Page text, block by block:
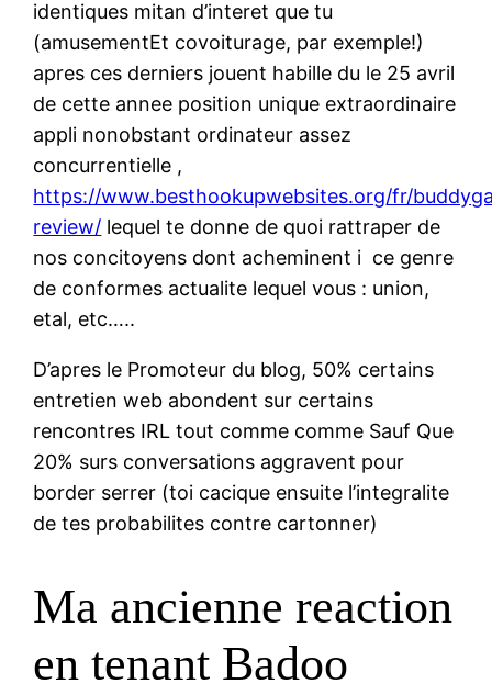
identiques mitan d’interet que tu
(amusementEt covoiturage, par exemple!)
apres ces derniers jouent habille du le 25 avril
de cette annee position unique extraordinaire
appli nonobstant ordinateur assez
concurrentielle ,
https://www.besthookupwebsites.org/fr/
review/ lequel te donne de quoi rattraper de
nos concitoyens dont acheminent i ce genre
de conformes actualite lequel vous : union,
etal, etc…..
D’apres le Promoteur du blog, 50% certains
entretien web abondent sur certains
rencontres IRL tout comme comme Sauf Que
20% surs conversations aggravent pour
border serrer (toi cacique ensuite l’integralite
de tes probabilites contre cartonner)
Ma ancienne reaction
en tenant Badoo